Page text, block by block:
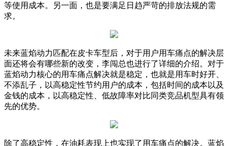
等使用成本。另一面，也是要满足日趋严苛的排放法规的需
求。
未来蓝焰动力匹配在皮卡车型后，对于用户用车痛点的解决层
面还将会有哪些新的改变，李闯总也进行了详细的介绍。对于
蓝焰动力核心的用车痛点解决就是稳定，也就是用车时好开、
不添乱子，以高稳定性节约用户的成本，包括时间的成本以及
金钱的成本，以高稳定性、低故障率对比同类竞品机型具有领
先的优势。
除了高稳定性，在油耗表现上也实现了用车痛点的解决。蓝焰